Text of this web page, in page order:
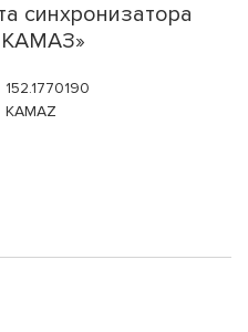
синхронизатора
КАМАЗ»
152.1770190
KAMAZ